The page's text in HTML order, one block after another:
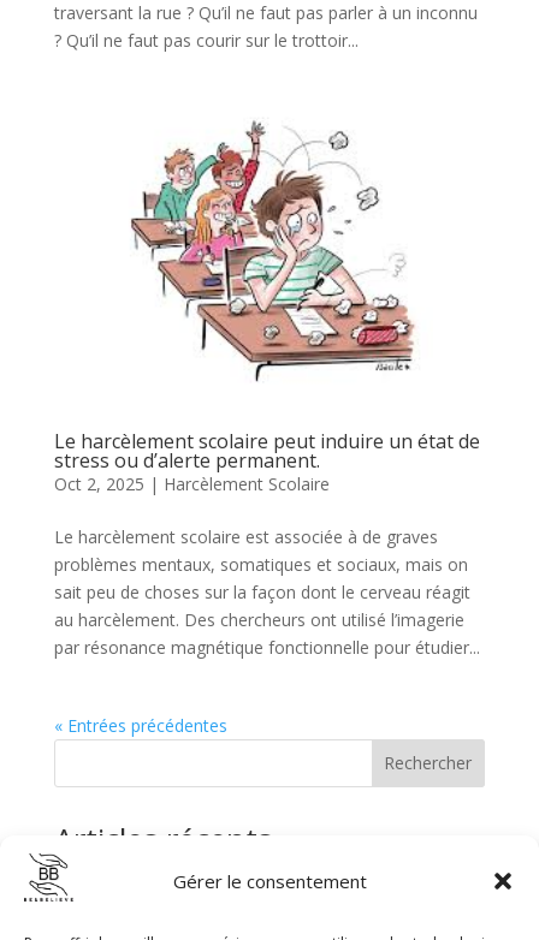
Gérer le consentement
traversant la rue ? Qu’il ne faut pas parler à un inconnu
? Qu’il ne faut pas courir sur le trottoir...
Le harcèlement scolaire peut induire un état de
stress ou d’alerte permanent.
Oct 2, 2025 | Harcèlement Scolaire
Le harcèlement scolaire est associée à de graves
problèmes mentaux, somatiques et sociaux, mais on
sait peu de choses sur la façon dont le cerveau réagit
au harcèlement. Des chercheurs ont utilisé l’imagerie
par résonance magnétique fonctionnelle pour étudier...
« Entrées précédentes
Rechercher
Articles récents
La HAS – Certification de la prévention des Violences
sexuelles et sexistes